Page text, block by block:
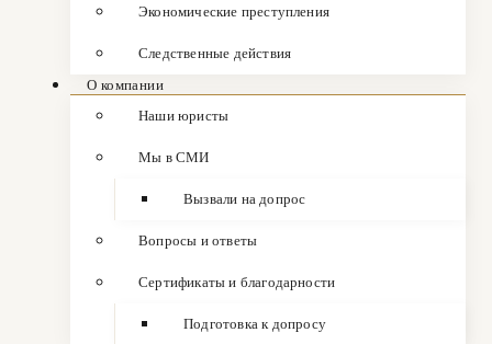
Экономические преступления
Следственные действия
О компании
Наши юристы
Мы в СМИ
Вызвали на допрос
Вопросы и ответы
Сертификаты и благодарности
Подготовка к допросу